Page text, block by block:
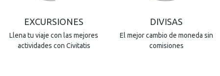
EXCURSIONES
Llena tu viaje con las mejores
actividades con Civitatis
DIVISAS
El mejor cambio de moneda sin
comisiones